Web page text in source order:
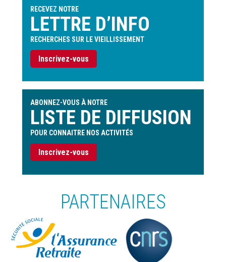
RECEVEZ NOTRE
LETTRE D’INFO
RECHERCHES SUR LE VIEILLISSEMENT
Inscrivez-vous
ABONNEZ-VOUS À NOTRE
LISTE DE DIFFUSION
POUR CONNAITRE NOS ACTIVITÉS
Inscrivez-vous
PARTENAIRES